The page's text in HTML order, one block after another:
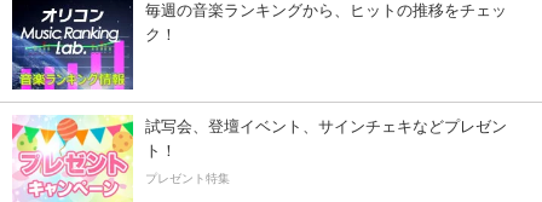
毎週の音楽ランキングから、ヒットの推移をチェッ
ク！
試写会、登壇イベント、サインチェキなどプレゼン
ト！
プレゼント特集